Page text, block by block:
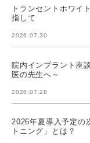
トランセントホワイ
指して
2026.07.30
院内インプラント座
医の先生へ～
2026.07.28
2026年夏導入予定の
トニング」とは？